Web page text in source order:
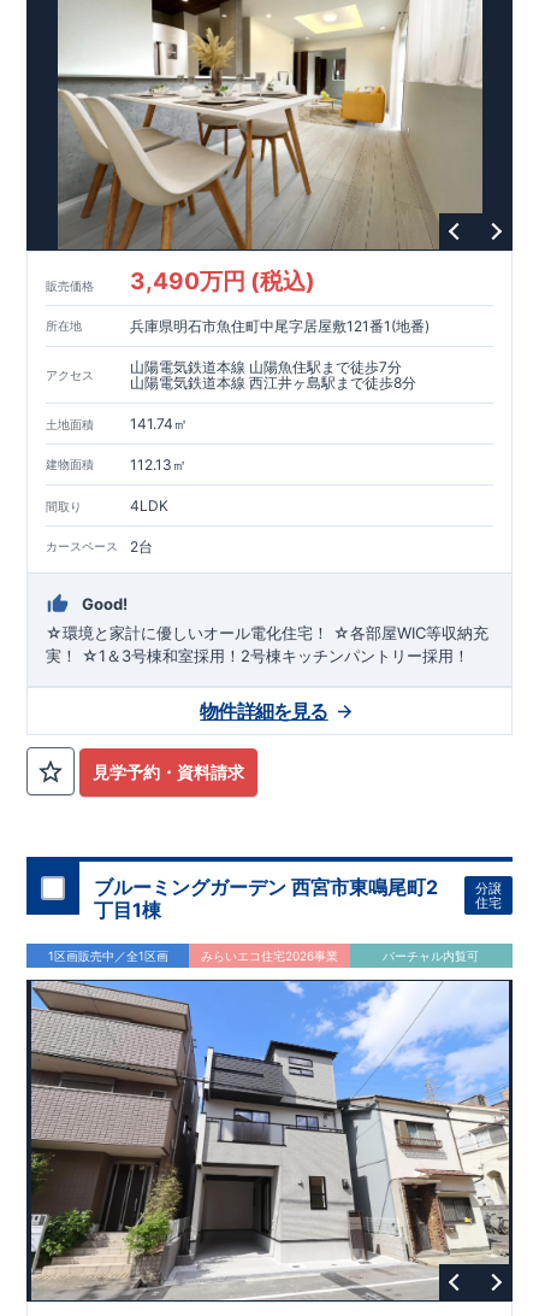
販売価格 3,490万円 (税込)
所在地 兵庫県明石市魚住町中尾字居屋敷121番1(地番)
アクセス
山陽電気鉄道本線 山陽魚住駅まで徒歩7分
山陽電気鉄道本線 西江井ヶ島駅まで徒歩8分
土地面積 141.74㎡
建物面積 112.13㎡
間取り 4LDK
カースペース 2台
Good!
☆環境と家計に優しいオール電化住宅！ ☆各部屋WIC等収納充
実！ ☆1＆3号棟和室採用！2号棟キッチンパントリー採用！
見学予約・資料請求
物件詳細を見る
ブルーミングガーデン 西宮市東鳴尾町2
丁目1棟
分譲
住宅
1区画販売中／全1区画 みらいエコ住宅2026事業 バーチャル内覧可